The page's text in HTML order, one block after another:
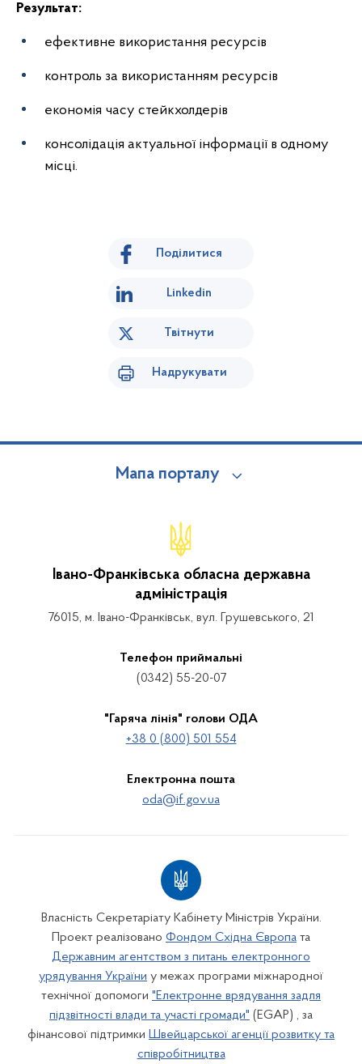
Результат:
ефективне використання ресурсів
контроль за використанням ресурсів
економія часу стейкхолдерів
консолідація актуальної інформації в одному
місці.
Поділитися
Linkedin
Твітнути
Надрукувати
Мапа порталу
Івано-Франківська обласна державна
адміністрація
76015, м. Івано-Франківськ, вул. Грушевського, 21
Телефон приймальні
(0342) 55-20-07
"Гаряча лінія" голови ОДА
+38 0 (800) 501 554
Електронна пошта
oda@if.gov.ua
Власність Секретаріату Кабінету Міністрів України.
Проект реалізовано Фондом Східна Європа та
Державним агентством з питань електронного
урядування України у межах програми міжнародної
технічної допомоги "Електронне врядування задля
підзвітності влади та участі громади" (EGAP) , за
фінансової підтримки Швейцарської агенції розвитку та
співробітництва